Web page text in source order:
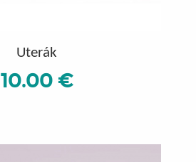
Uterák
10.00 €